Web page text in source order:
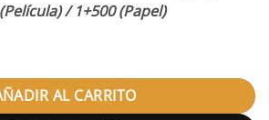
/ 1+500 (Papel)
cantidad
AL CARRITO